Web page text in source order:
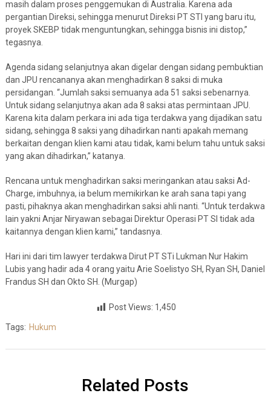
masih dalam proses penggemukan di Australia. Karena ada
pergantian Direksi, sehingga menurut Direksi PT STI yang baru itu,
proyek SKEBP tidak menguntungkan, sehingga bisnis ini distop,”
tegasnya.
Agenda sidang selanjutnya akan digelar dengan sidang pembuktian
dan JPU rencananya akan menghadirkan 8 saksi di muka
persidangan. “Jumlah saksi semuanya ada 51 saksi sebenarnya.
Untuk sidang selanjutnya akan ada 8 saksi atas permintaan JPU.
Karena kita dalam perkara ini ada tiga terdakwa yang dijadikan satu
sidang, sehingga 8 saksi yang dihadirkan nanti apakah memang
berkaitan dengan klien kami atau tidak, kami belum tahu untuk saksi
yang akan dihadirkan,” katanya.
Rencana untuk menghadirkan saksi meringankan atau saksi Ad-
Charge, imbuhnya, ia belum memikirkan ke arah sana tapi yang
pasti, pihaknya akan menghadirkan saksi ahli nanti. “Untuk terdakwa
lain yakni Anjar Niryawan sebagai Direktur Operasi PT SI tidak ada
kaitannya dengan klien kami,” tandasnya.
Hari ini dari tim lawyer terdakwa Dirut PT STi Lukman Nur Hakim
Lubis yang hadir ada 4 orang yaitu Arie Soelistyo SH, Ryan SH, Daniel
Frandus SH dan Okto SH. (Murgap)
Post Views: 1,450
Tags: Hukum
Related Posts